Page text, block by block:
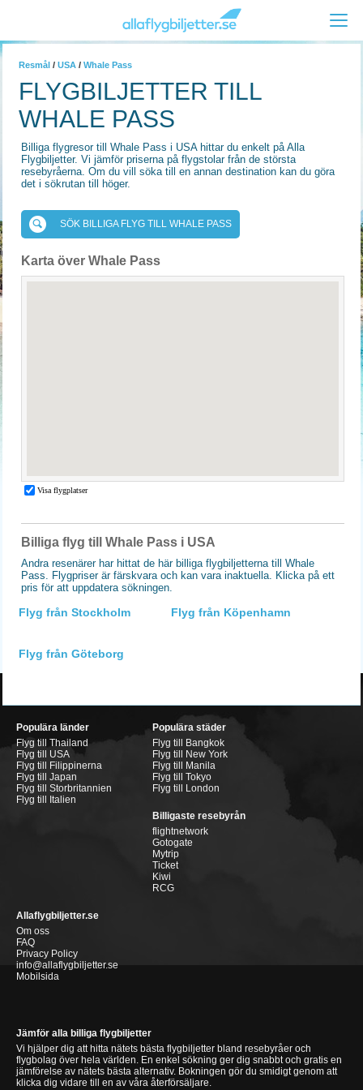
Resmål / USA / Whale Pass
FLYGBILJETTER TILL
WHALE PASS
Billiga flygresor till Whale Pass i USA hittar du enkelt på Alla
Flygbiljetter. Vi jämför priserna på flygstolar från de största
resebyråerna. Om du vill söka till en annan destination kan du göra
det i sökrutan till höger.
SÖK BILLIGA FLYG TILL WHALE PASS
Karta över Whale Pass
Billiga flyg till Whale Pass i USA
Andra resenärer har hittat de här billiga flygbiljetterna till Whale
Pass. Flygpriser är färskvara och kan vara inaktuella. Klicka på ett
pris för att uppdatera sökningen.
Flyg från Stockholm Flyg från Köpenhamn
Flyg från Göteborg
Populära länder
Flyg till Thailand
Flyg till USA
Flyg till Filippinerna
Flyg till Japan
Flyg till Storbritannien
Flyg till Italien
Populära städer
Flyg till Bangkok
Flyg till New York
Flyg till Manila
Flyg till Tokyo
Flyg till London
Billigaste resebyrån
flightnetwork
Gotogate
Mytrip
Ticket
Kiwi
RCG
Allaflygbiljetter.se
Om oss
FAQ
Privacy Policy
info@allaflygbiljetter.se
Mobilsida
Jämför alla billiga flygbiljetter
Vi hjälper dig att hitta nätets bästa flygbiljetter bland resebyråer och
flygbolag över hela världen. En enkel sökning ger dig snabbt och gratis en
jämförelse av nätets bästa alternativ. Bokningen gör du smidigt genom att
klicka dig vidare till en av våra återförsäljare.